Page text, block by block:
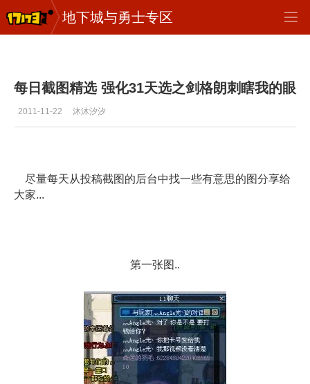
地下城与勇士专区
地下城与勇士 > 游戏截图 > 正文
每日截图精选 强化31天选之剑格朗刺瞎我的眼
2011-11-22 沐沐汐汐
尽量每天从投稿截图的后台中找一些有意思的图分享给
大家...
第一张图..